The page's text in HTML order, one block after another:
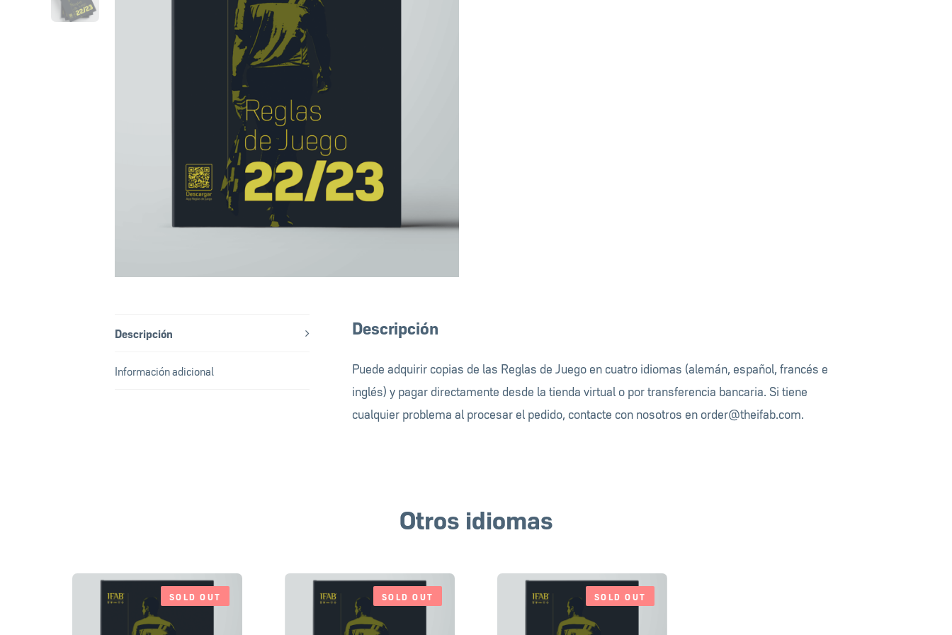
Descripción
Información adicional
Descripción
Puede adquirir copias de las Reglas de Juego en cuatro idiomas (alemán, español, francés e
inglés) y pagar directamente desde la tienda virtual o por transferencia bancaria. Si tiene
cualquier problema al procesar el pedido, contacte con nosotros en order@theifab.com.
Otros idiomas
SOLD OUT SOLD OUT SOLD OUT